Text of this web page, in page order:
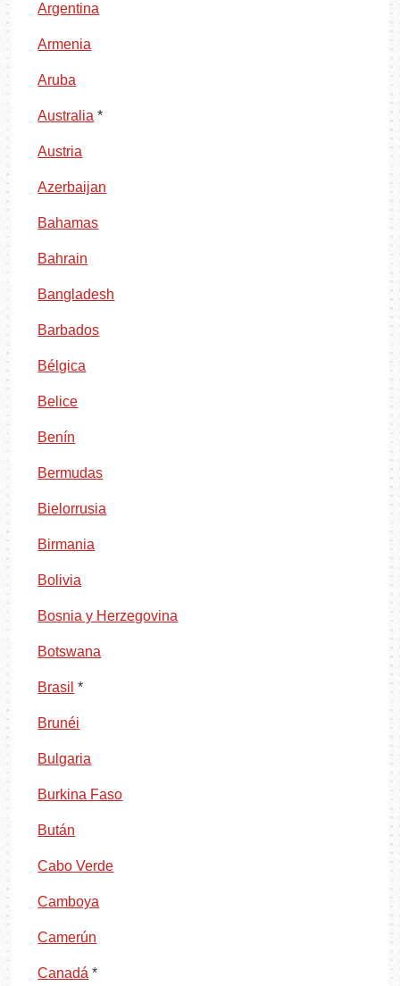
Argentina
Armenia
Aruba
Australia *
Austria
Azerbaijan
Bahamas
Bahrain
Bangladesh
Barbados
Bélgica
Belice
Benín
Bermudas
Bielorrusia
Birmania
Bolivia
Bosnia y Herzegovina
Botswana
Brasil *
Brunéi
Bulgaria
Burkina Faso
Bután
Cabo Verde
Camboya
Camerún
Canadá *